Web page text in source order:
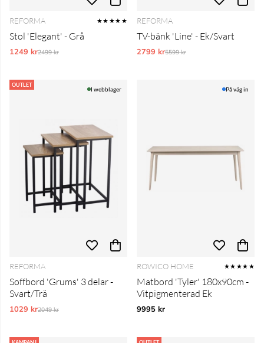
REFORMA ★★★★★
Stol 'Elegant' - Grå
1249 krOrdinarie pris:
2499 kr
REFORMA
TV-bänk 'Line' - Ek/Svart
2799 krOrdinarie pris:
5599 kr
OUTLET
I webblager
REFORMA
Soffbord 'Grums' 3 delar -
Svart/Trä
1029 krOrdinarie pris:
2049 kr
På väg in
ROWICO HOME ★★★★★
Matbord 'Tyler' 180x90cm -
Vitpigmenterad Ek
9995 kr